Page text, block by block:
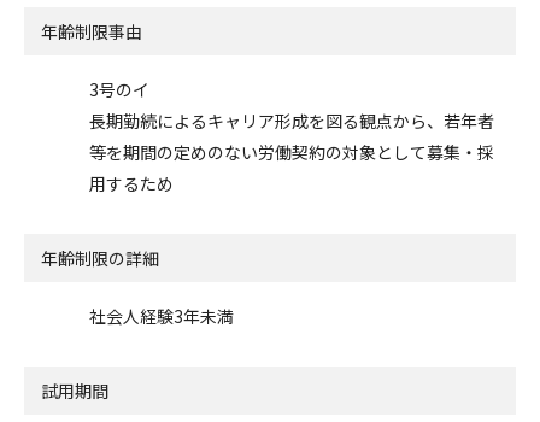
年齢制限事由
3号のイ
長期勤続によるキャリア形成を図る観点から、若年者
等を期間の定めのない労働契約の対象として募集・採
用するため
年齢制限の詳細
社会人経験3年未満
試用期間